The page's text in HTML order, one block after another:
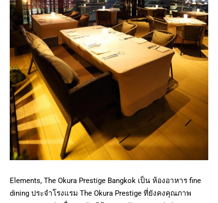
Elements, The Okura Prestige Bangkok เป็น ห้องอาหาร fine
dining ประจำโรงแรม The Okura Prestige ที่ยังคงคุณภาพ